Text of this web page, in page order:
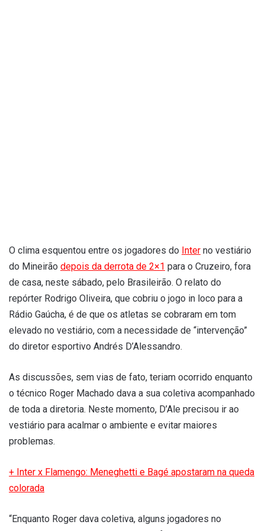
O clima esquentou entre os jogadores do Inter no vestiário
do Mineirão depois da derrota de 2×1 para o Cruzeiro, fora
de casa, neste sábado, pelo Brasileirão. O relato do
repórter Rodrigo Oliveira, que cobriu o jogo in loco para a
Rádio Gaúcha, é de que os atletas se cobraram em tom
elevado no vestiário, com a necessidade de “intervenção”
do diretor esportivo Andrés D’Alessandro.
As discussões, sem vias de fato, teriam ocorrido enquanto
o técnico Roger Machado dava a sua coletiva acompanhado
de toda a diretoria. Neste momento, D’Ale precisou ir ao
vestiário para acalmar o ambiente e evitar maiores
problemas.
+ Inter x Flamengo: Meneghetti e Bagé apostaram na queda
colorada
“Enquanto Roger dava coletiva, alguns jogadores no